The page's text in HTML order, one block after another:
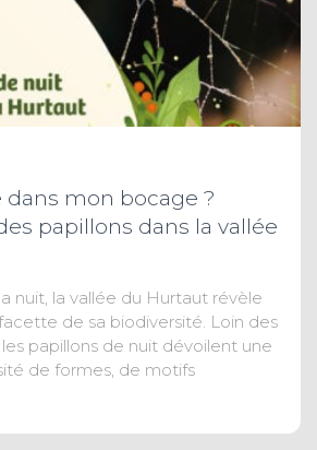
dans mon bocage ?
papillons dans la vallée
nuit, la vallée du Hurtaut révèle
de sa biodiversité. Loin des
papillons de nuit dévoilent une
de formes, de motifs